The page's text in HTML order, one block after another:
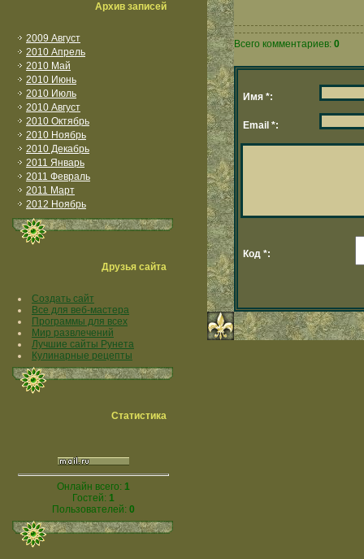
Архив записей
2009 Август
2010 Апрель
2010 Май
2010 Июнь
2010 Июль
2010 Август
2010 Октябрь
2010 Ноябрь
2010 Декабрь
2011 Январь
2011 Февраль
2011 Март
2012 Ноябрь
Друзья сайта
Создать сайт
Все для веб-мастера
Программы для всех
Мир развлечений
Лучшие сайты Рунета
Кулинарные рецепты
Статистика
Онлайн всего: 1
Гостей: 1
Пользователей: 0
Всего комментариев: 0
Имя *:
Email *:
Код *: